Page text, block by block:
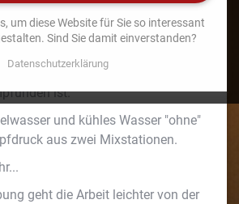
Anlagen.
bietet mit einer HCL-
der dem nätürlichen Lichtwechsel in
ist.
und kühles Wasser "ohne"
aus zwei Mixstationen.
geht die Arbeit leichter von der
r
e
i
g
l
l
um diese Website für Sie so interessant
Sind Sie damit einverstanden?
Datenschutzerklärung